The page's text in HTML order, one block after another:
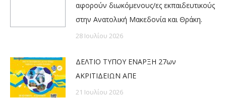
αφορούν διωκόμενους/ες εκπαιδευτικούς
στην Ανατολική Μακεδονία και Θράκη.
28 Ιουλίου 2026
ΔΕΛΤΙΟ ΤΥΠΟΥ ΕΝΑΡΞΗ 27ων
ΑΚΡΙΤΙΔΕΙΩΝ ΑΠΕ
21 Ιουλίου 2026